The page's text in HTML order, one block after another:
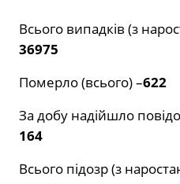
Всього випадків (з
36975
Померло (всього) –622
За добу надійшло
164
Всього підозр (з